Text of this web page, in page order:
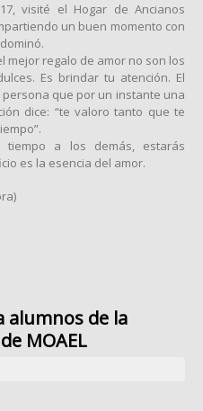
visité el Hogar de Ancianos
un buen momento con
mejor regalo de amor no son los
Es brindar tu atención. El
que por un instante una
dice: “te valoro tanto que te
a los demás, estarás
es la esencia del amor.
alumnos de la
MOAEL